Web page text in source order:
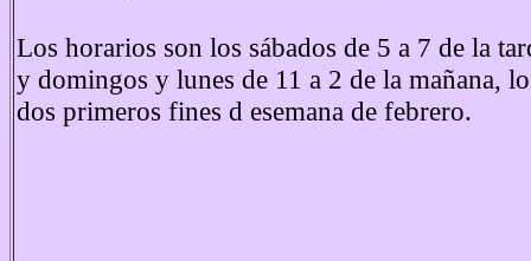
Los horarios son los sábados de 5 a 7 de la
y domingos y lunes de 11 a 2 de la mañana,
dos primeros fines d esemana de febrero.